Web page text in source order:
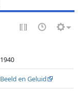
1940
Beeld en Geluid